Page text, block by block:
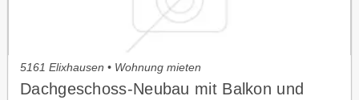
5161 Elixhausen • Wohnung mieten
Dachgeschoss-Neubau mit Balkon und